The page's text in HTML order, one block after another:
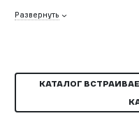
Развернуть
КАТАЛОГ